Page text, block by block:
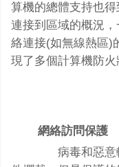
算機的總體支持也
連接到區域的概況
絡連接(如無線熱區)
現了多個計算機防火
網絡訪問保護
病毒和惡意